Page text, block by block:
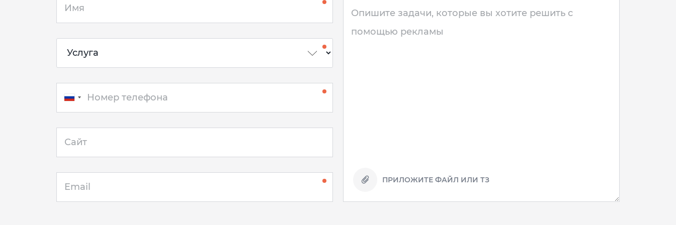
ПРИЛОЖИТЕ ФАЙЛ ИЛИ ТЗ